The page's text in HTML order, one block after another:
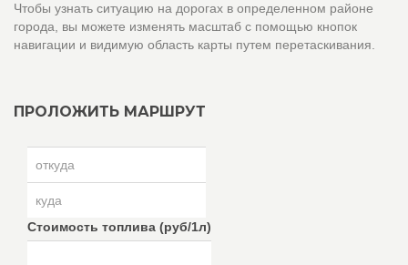
Чтобы узнать ситуацию на дорогах в определенном районе
города, вы можете изменять масштаб с помощью кнопок
навигации и видимую область карты путем перетаскивания.
ПРОЛОЖИТЬ МАРШРУТ
Стоимость топлива (руб/1л)